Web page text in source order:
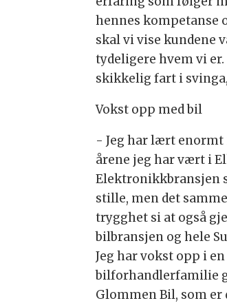
hennes kompetanse
skal vi vise kundene
tydeligere hvem vi er.
skikkelig fart i
Vokst opp med bil
- Jeg har lært enormt
årene jeg har vært i
Elektronikkbransjen
stille, men det
trygghet si at også
bilbransjen og hele
Jeg har vokst opp i en
bilforhandlerfamilie
Glommen Bil, som